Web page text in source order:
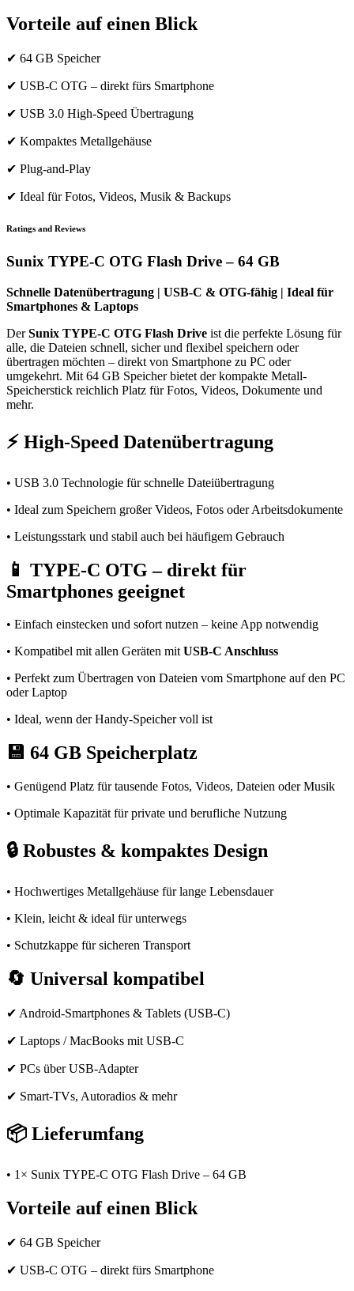
Vorteile auf einen Blick
✔ 64 GB Speicher
✔ USB-C OTG – direkt fürs Smartphone
✔ USB 3.0 High-Speed Übertragung
✔ Kompaktes Metallgehäuse
✔ Plug-and-Play
✔ Ideal für Fotos, Videos, Musik & Backups
Ratings and Reviews
Sunix TYPE-C OTG Flash Drive – 64 GB
Schnelle Datenübertragung | USB-C & OTG-fähig | Ideal für
Smartphones & Laptops
DerSunix TYPE-C OTG Flash Drive ist die perfekte Lösung für
alle, die Dateien schnell, sicher und flexibel speichern oder
übertragen möchten – direkt von Smartphone zu PC oder
umgekehrt. Mit 64 GB Speicher bietet der kompakte Metall-
Speicherstick reichlich Platz für Fotos, Videos, Dokumente und
mehr.
⚡ High-Speed Datenübertragung
• USB 3.0 Technologie für schnelle Dateiübertragung
• Ideal zum Speichern großer Videos, Fotos oder Arbeitsdokumente
• Leistungsstark und stabil auch bei häufigem Gebrauch
📱 TYPE-C OTG – direkt für
Smartphones geeignet
• Einfach einstecken und sofort nutzen – keine App notwendig
• Kompatibel mit allen Geräten mitUSB-C Anschluss
• Perfekt zum Übertragen von Dateien vom Smartphone auf den PC
oder Laptop
• Ideal, wenn der Handy-Speicher voll ist
💾 64 GB Speicherplatz
• Genügend Platz für tausende Fotos, Videos, Dateien oder Musik
• Optimale Kapazität für private und berufliche Nutzung
🔒 Robustes & kompaktes Design
• Hochwertiges Metallgehäuse für lange Lebensdauer
• Klein, leicht & ideal für unterwegs
• Schutzkappe für sicheren Transport
🔄 Universal kompatibel
✔ Android-Smartphones & Tablets (USB-C)
✔ Laptops / MacBooks mit USB-C
✔ PCs über USB-Adapter
✔ Smart-TVs, Autoradios & mehr
📦 Lieferumfang
• 1× Sunix TYPE-C OTG Flash Drive – 64 GB
Vorteile auf einen Blick
✔ 64 GB Speicher
✔ USB-C OTG – direkt fürs Smartphone